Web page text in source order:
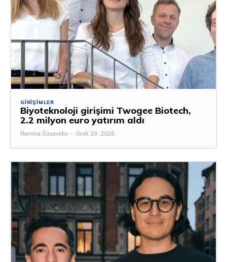
GIRIŞIMLER
Biyoteknoloji girişimi Twogee Biotech,
2.2 milyon euro yatırım aldı
Romina Özsavidis - Ocak 29, 2026